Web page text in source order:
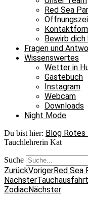
Red Sea
Bewirb dich
Fragen und
Wissenswertes
Wetter in
Gästebuch
Instagram
Webcam
Downloads
Night Mode
Du bist hier: Blog Rotes
Tauchlehrerin Kat
Suche
ZurückVorigerRed Sea
Nächster
ZodiacNächster